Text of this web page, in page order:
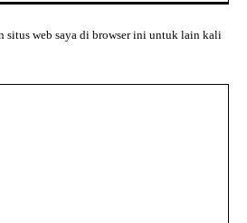
situs web saya di browser ini untuk lain kali